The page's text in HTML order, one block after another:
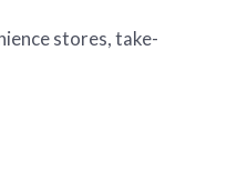
stores, take-